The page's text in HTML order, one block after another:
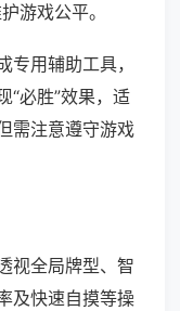
游戏公平。
用辅助工具，
“必胜”效果，适
需注意遵守游戏
视全局牌型、智
及快速自摸等操